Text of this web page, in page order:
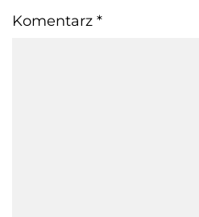
Komentarz *